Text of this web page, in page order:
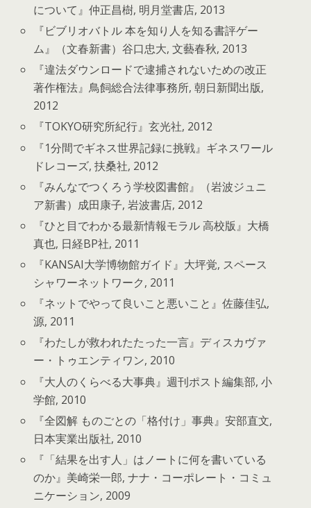
について』仲正昌樹, 明月堂書店, 2013
『ビブリオバトル 本を知り人を知る書評ゲー
ム』（文春新書）谷口忠大, 文藝春秋, 2013
『違法ダウンロードで逮捕されないための改正
著作権法』鳥飼総合法律事務所, 朝日新聞出版,
2012
『TOKYO研究所紀行』玄光社, 2012
『1分間でギネス世界記録に挑戦』ギネスワール
ドレコーズ, 扶桑社, 2012
『みんなでつくろう学校図書館』（岩波ジュニ
ア新書）成田康子, 岩波書店, 2012
『ひと目でわかる最新情報モラル 高校版』大橋
真也, 日経BP社, 2011
『KANSAI大学博物館ガイド』大坪覚, スペース
シャワーネットワーク, 2011
『ネットでやって良いこと悪いこと』佐藤佳弘,
源, 2011
『わたしが救われたたった一言』ディスカヴァ
ー・トゥエンティワン, 2010
『大人のくらべる大事典』週刊ポスト編集部, 小
学館, 2010
『全図解 ものごとの「格付け」事典』安部直文,
日本実業出版社, 2010
『「結果を出す人」はノートに何を書いている
のか』美崎栄一郎, ナナ・コーポレート・コミュ
ニケーション, 2009